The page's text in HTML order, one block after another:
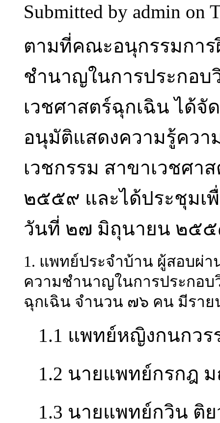
Submitted by admin on
ตามที่คณะอนุกรรมกา
ชำนาญในการประกอบ
เวชศาสตร์ฉุกเฉิน ได้
อนุมัติแสดงความรู้คว
เวชกรรม สาขาเวชศา
๒๕๕๙ และได้ประชุมเ
วันที่ ๒๗ มิถุนายน ๒๕
1. แพทย์ประจำบ้าน ผู้สอบผ่
ความชำนาญในการประกอบ
ฉุกเฉิน จำนวน ๗๖ คน มีรา
1.1 แพทย์หญิงกนกว
1.2 นายแพทย์กรกฎ
1.3 นายแพทย์กวิน ติ